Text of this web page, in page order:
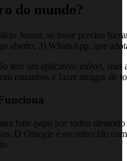
do mundo?
Junior, se fosse preciso
aberto; 3) WhatsApp, que
tem um aplicativo móvel,
estranhos e fazer amigos de
bate-papo por vídeo
O Omegle é reconhecido